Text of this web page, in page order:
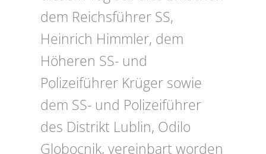
dem Reichsführer SS,
Heinrich Himmler, dem
Höheren SS- und
Polizeiführer Krüger sowie
dem SS- und Polizeiführer
des Distrikt Lublin, Odilo
Globocnik, vereinbart worden